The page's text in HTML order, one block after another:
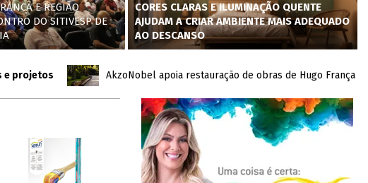
E REGIÃO
DO SITIVESP DE
CORES CLARAS E ILUMINAÇÃO QUENTE
AJUDAM A CRIAR AMBIENTE MAIS ADEQUADO
AO DESCANSO
AkzoNobel apoia restauração de obras de Hugo França no